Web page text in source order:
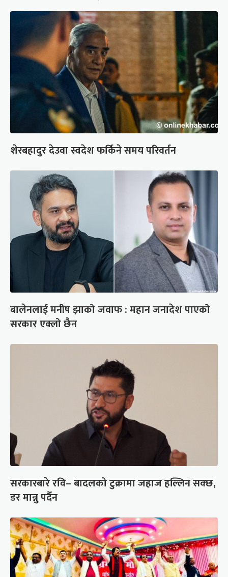
शेरबहादुर देउवा स्वदेश फर्किने समय परिवर्तन
बालेनलाई मनीष झाको जवाफ : महान जनादेश पाएको
सरकार एक्लो छैन
सरकारबारे रवि– बादलको टुक्रामा जहाज हल्लिन सक्छ,
डर मान्नु पर्दैन